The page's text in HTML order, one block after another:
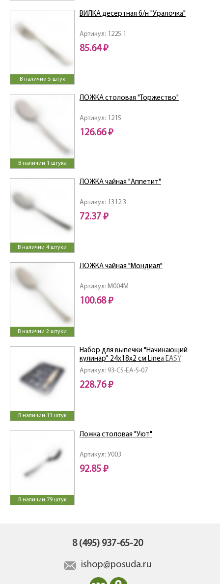
В наличии 5 штук
Артикул: 1225.1
ВИЛКА десертная б/н "Уралочка"
85.64 ₽
В наличии 1 штука
Артикул: 1215
ЛОЖКА столовая "Торжество"
126.66 ₽
В наличии 4 штуки
Артикул: 1312.3
ЛОЖКА чайная "Аппетит"
72.37 ₽
В наличии 2 штуки
Артикул: M004M
ЛОЖКА чайная "Мондиал"
100.68 ₽
В наличии 11 штук
Артикул: 93-CS-EA-S-07
Набор для выпечки "Начинающий
кулинар" 24х18х2 см Linea EASY
228.76 ₽
В наличии 79 штук
Артикул: У003
Ложка столовая "Уют"
92.85 ₽
8 (495) 937-65-20
ishop@posuda.ru